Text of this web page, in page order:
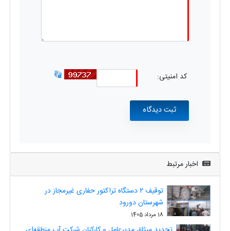
کد امنیتی:
اخبار مرتبط
توقیف ۲ دستگاه تراکتور حفاری غیرمجاز در
شهرستان دورود
18 مرداد 1405